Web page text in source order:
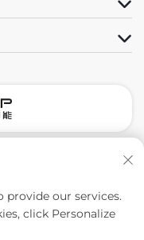
Co.,Ltd. Tüm
provide our services.
click Personalize